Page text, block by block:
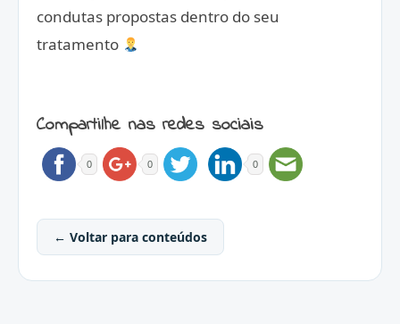
condutas propostas dentro do seu
tratamento
Compartilhe nas redes sociais
0 0 0
← Voltar para conteúdos